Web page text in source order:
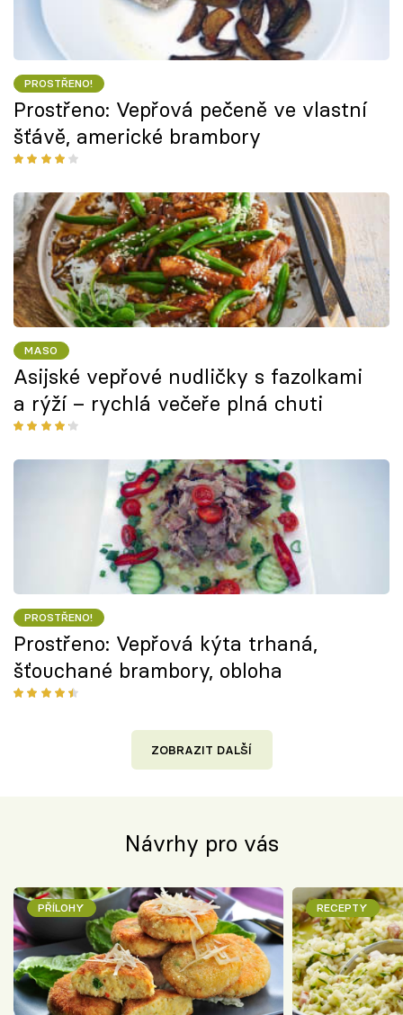
PROSTŘENO!
Prostřeno: Vepřová pečeně ve vlastní
šťávě, americké brambory
MASO
Asijské vepřové nudličky s fazolkami
a rýží – rychlá večeře plná chuti
PROSTŘENO!
Prostřeno: Vepřová kýta trhaná,
šťouchané brambory, obloha
ZOBRAZIT DALŠÍ
Návrhy pro vás
PŘÍLOHY RECEPTY